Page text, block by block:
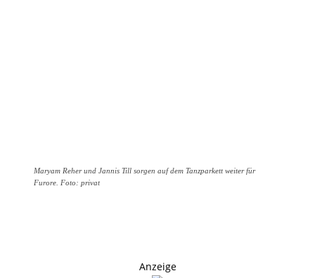
Maryam Reher und Jannis Till sorgen auf dem Tanzparkett weiter für
Furore. Foto: privat
Anzeige